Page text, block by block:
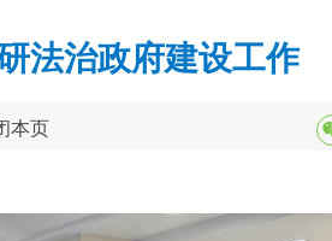
法治政府建设工作
本页